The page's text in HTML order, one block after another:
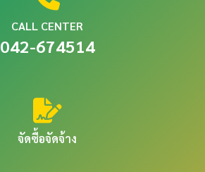
CALL CENTER
042-674514
จัดซื้อจัดจ้าง